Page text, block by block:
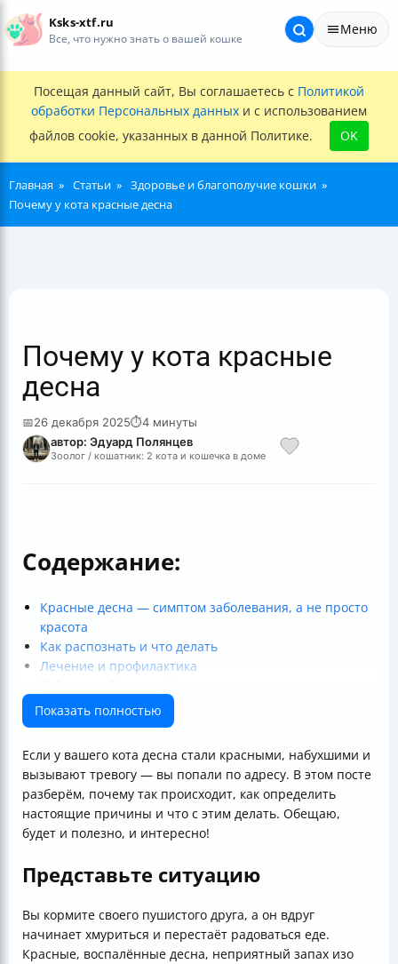
Ksks-xtf.ru
Все, что нужно знать о вашей кошке
Меню
Посещая данный сайт, Вы соглашаетесь с Политикой
обработки Персональных данных и с использованием
файлов cookie, указанных в данной Политике.
OK
Главная Статьи
Здоровье и благополучие кошки
Почему у кота красные десна
Почему у кота красные
десна
📅26 декабря 2025⏱4 минуты
автор: Эдуард Полянцев
Зоолог / кошатник: 2 кота и кошечка в доме
Содержание:
Красные десна — симптом заболевания, а не просто
красота
Как распознать и что делать
Лечение и профилактика
Итог
Полезные ссылки
Показать полностью
Если у вашего кота десна стали красными, набухшими и
вызывают тревогу — вы попали по адресу. В этом посте
разберём, почему так происходит, как определить
настоящие причины и что с этим делать. Обещаю,
будет и полезно, и интересно!
Представьте ситуацию
Вы кормите своего пушистого друга, а он вдруг
начинает хмуриться и перестаёт радоваться еде.
Красные, воспалённые десна, неприятный запах изо